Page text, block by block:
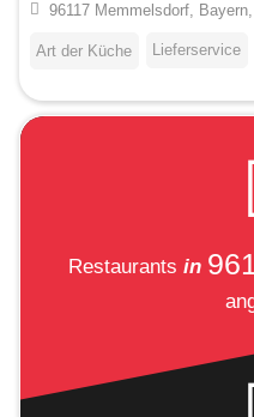
96117 Memmelsdorf,
Art der Küche Lieferservice
Restaurants in